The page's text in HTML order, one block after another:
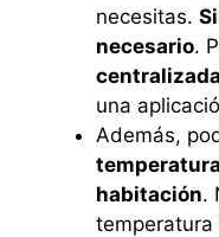
necesitas.
necesario.
una
Además,
habitación.
temperatura